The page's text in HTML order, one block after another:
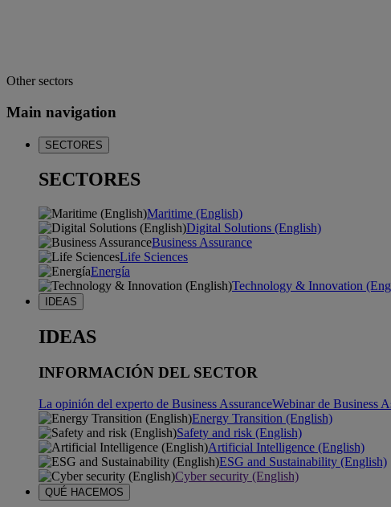
Other sectors
Main navigation
SECTORES
SECTORES
Maritime (English)
Digital Solutions (English)
Business Assurance
Life Sciences
Energía
Technology & Innovation
IDEAS
IDEAS
INFORMACIÓN DEL SECTOR
La opinión del experto de Business AssuranceWebinar de Business
Energy Transition (English)
Safety and risk (English)
Artificial Intelligence (English)
ESG and Sustainability (English)
Cyber security (English)
QUÉ HACEMOS